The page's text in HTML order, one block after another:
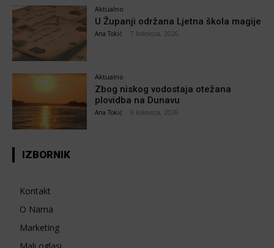
Aktualno
U Županji održana Ljetna škola magije
Ana Tokić 7 kolovoza, 2026
Aktualno
Zbog niskog vodostaja otežana
plovidba na Dunavu
Ana Tokić 6 kolovoza, 2026
IZBORNIK
Kontakt
O Nama
Marketing